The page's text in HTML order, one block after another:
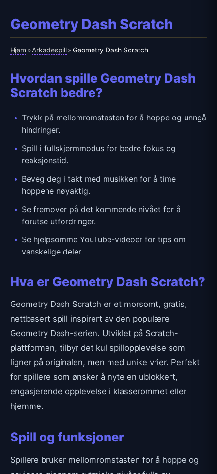
Geometry Dash Scratch
Hjem » Arkadespill»Geometry Dash Scratch
Hvordan spille Geometry Dash
Scratch bedre?
Trykk på mellomromstasten for å hoppe og unngå
hindringer.
Spill i fullskjermmodus for bedre fokus og
reaksjonstid.
Beveg deg i takt med musikken for å time
hoppene nøyaktig.
Se fremover på det kommende nivået for å
forutse utfordringer.
Se hjelpsomme YouTube-videoer for tips om
vanskelige deler.
Hva er Geometry Dash Scratch?
Geometry Dash Scratch er et morsomt, gratis,
nettbasert spill inspirert av den populære
Geometry Dash-serien. Utviklet på Scratch-
plattformen, tilbyr det kul spillopplevelse som
ligner på originalen, men med unike vrier. Perfekt
for spillere som ønsker å nyte en ublokkert,
engasjerende opplevelse i klasserommet eller
hjemme.
Spill og funksjoner
Spillere bruker mellomromstasten for å hoppe og